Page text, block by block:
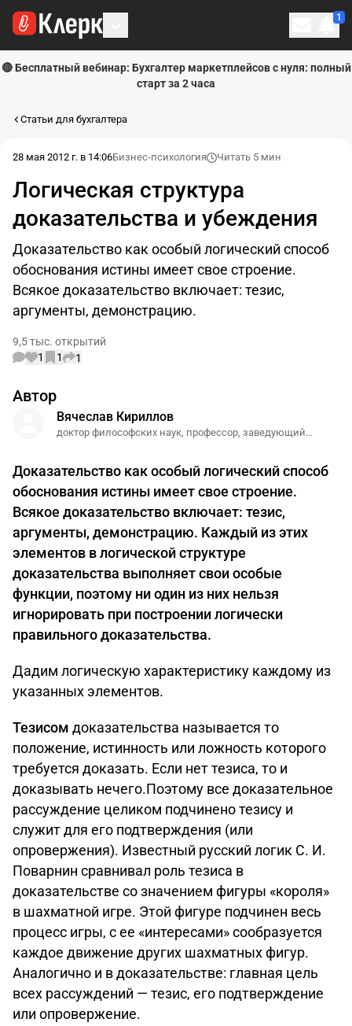
1
🔴 Бесплатный вебинар: Бухгалтер маркетплейсов с нуля: полный
старт за 2 часа
Статьи для бухгалтера
28 мая 2012 г. в 14:06Бизнес-психология Читать 5 мин
Логическая структура
доказательства и убеждения
Доказательство как особый логический способ
обоснования истины имеет свое строение.
Всякое доказательство включает: тезис,
аргументы, демонстрацию.
9,5 тыс. открытий
1
1 1
Автор
Вячecлав Киpиллoв
доктор филocoфских наук, профессор, заведующий
Доказательство как особый логический способ
обоснования истины имеет свое строение.
Всякое доказательство включает: тезис,
аргументы, демонстрацию. Каждый из этих
элементов в логической структуре
доказательства выполняет свои особые
функции, поэтому ни один из них нельзя
игнорировать при построении логически
правильного доказательства.
Дадим логическую характеристику каждому из
указанных элементов.
Тезисом доказательства называется то
положение, истинность или ложность которого
требуется доказать. Если нет тезиса, то и
доказывать нечего.Поэтому все доказательное
рассуждение целиком подчинено тезису и
служит для его подтверждения (или
опровержения). Известный русский логик С. И.
Поварнин сравнивал роль тезиса в
доказательстве со значением фигуры «короля»
в шахматной игре. Этой фигуре подчинен весь
процесс игры, с ее «интересами» сообразуется
каждое движение других шахматных фигур.
Аналогично и в доказательстве: главная цель
всех рассуждений — тезис, его подтверждение
или опровержение.